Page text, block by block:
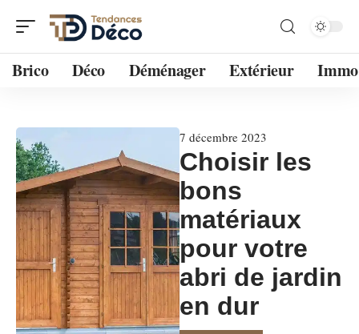
Brico Déco Déménager Extérieur Immo
7 décembre 2023
Choisir les
bons
matériaux
pour votre
abri de jardin
en dur